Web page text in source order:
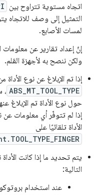
اتجاه مستوية تتراوح بين
التمثيل إلى وصف للاتجاه
لمسات الأصابع.
إنّ إعداد تقارير عن معلومات
ولكن ننصح به لأجهزة القلم.
إذا تم الإبلاغ عن نوع الأداة
ABS_MT_TOOL_TYPE ،
حول نوع الأداة تم الإبلاغ
إذا لم تتوفّر أي معلومات
الأداة تلقائيًا على
يتم تحديد ما إذا كانت
التالية:
عند استخدام